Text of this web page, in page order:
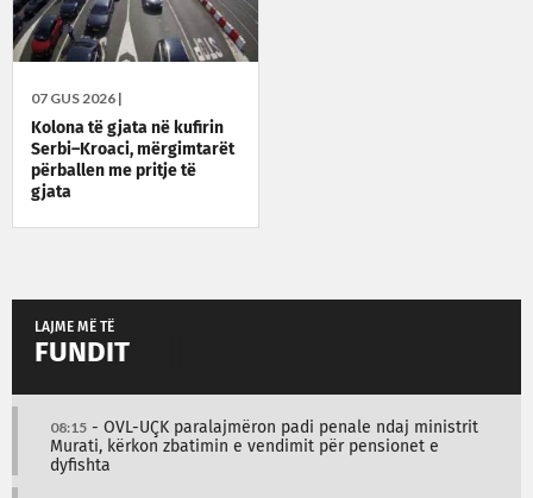
07 GUS 2026 |
Kolona të gjata në kufirin
Serbi–Kroaci, mërgimtarët
përballen me pritje të
gjata
LAJME MË TË
FUNDIT
08:15 - OVL-UÇK paralajmëron padi penale ndaj ministrit
Murati, kërkon zbatimin e vendimit për pensionet e
dyfishta